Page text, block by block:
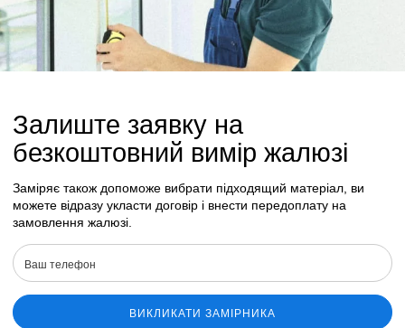
Залиште заявку на
безкоштовний вимір жалюзі
Заміряє також допоможе вибрати підходящий матеріал, ви
можете відразу укласти договір і внести передоплату на
замовлення жалюзі.
ВИКЛИКАТИ ЗАМІРНИКА